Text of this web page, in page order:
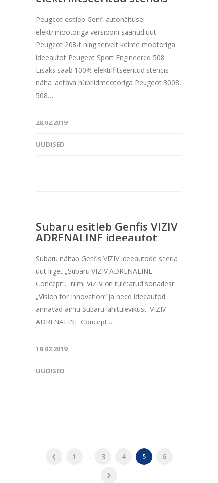
Peugeot esitleb Genfi autonäitusel
elektrimootoriga versiooni saanud uut
Peugeot 208-t ning tervelt kolme mootoriga
ideeautot Peugeot Sport Engineered 508.
Lisaks saab 100% elektrifitseeritud stendis
näha laetava hübriidmootoriga Peugeot 3008,
508…
28.02.2019
UUDISED
Subaru esitleb Genfis VIZIV
ADRENALINE ideeautot
Subaru näitab Genfis VIZIV ideeautode seeria
uut liiget „Subaru VIZIV ADRENALINE
Concept“. Nimi VIZIV on tuletatud sõnadest
„Vision for Innovation“ ja need ideeautod
annavad aimu Subaru lähitulevikust. VIZIV
ADRENALINE Concept…
19.02.2019
UUDISED
1 ... 3 4 5 6